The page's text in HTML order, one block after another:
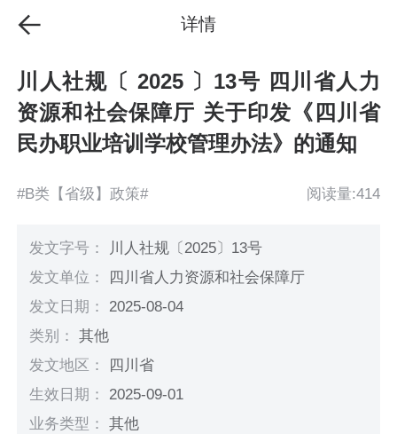
详情
川人社规〔 2025 〕13号 四川省人力
资源和社会保障厅 关于印发《四川省
民办职业培训学校管理办法》的通知
#B类【省级】政策# 阅读量:414
发文字号：
川人社规〔2025〕13号
发文单位： 四川省人力资源和社会保障厅
发文日期： 2025-08-04
类别：其他
发文地区：
四川省
生效日期： 2025-09-01
业务类型：其他